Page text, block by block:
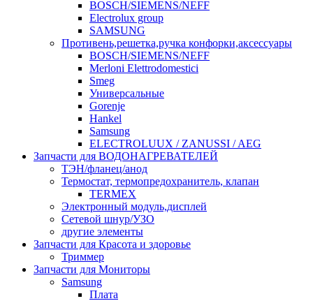
BOSCH/SIEMENS/NEFF
Electrolux group
SAMSUNG
Противень,решетка,ручка конфорки,аксессуары
BOSCH/SIEMENS/NEFF
Merloni Elettrodomestici
Smeg
Универсальные
Gorenje
Hankel
Samsung
ELECTROLUUX / ZANUSSI / AEG
Запчасти для ВОДОНАГРЕВАТЕЛЕЙ
ТЭН/фланец/анод
Термостат, термопредохранитель, клапан
TERMEX
Электронный модуль,дисплей
Сетевой шнур/УЗО
другие элементы
Запчасти для Красота и здоровье
Триммер
Запчасти для Мониторы
Samsung
Плата